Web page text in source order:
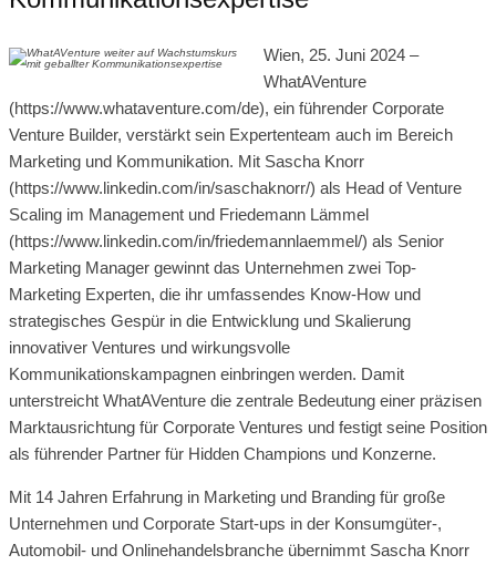
Wien, 25. Juni 2024 –
WhatAVenture
(https://www.whataventure.com/de), ein führender Corporate
Venture Builder, verstärkt sein Expertenteam auch im Bereich
Marketing und Kommunikation. Mit Sascha Knorr
(https://www.linkedin.com/in/saschaknorr/) als Head of Venture
Scaling im Management und Friedemann Lämmel
(https://www.linkedin.com/in/friedemannlaemmel/) als Senior
Marketing Manager gewinnt das Unternehmen zwei Top-
Marketing Experten, die ihr umfassendes Know-How und
strategisches Gespür in die Entwicklung und Skalierung
innovativer Ventures und wirkungsvolle
Kommunikationskampagnen einbringen werden. Damit
unterstreicht WhatAVenture die zentrale Bedeutung einer präzisen
Marktausrichtung für Corporate Ventures und festigt seine Position
als führender Partner für Hidden Champions und Konzerne.
Mit 14 Jahren Erfahrung in Marketing und Branding für große
Unternehmen und Corporate Start-ups in der Konsumgüter-,
Automobil- und Onlinehandelsbranche übernimmt Sascha Knorr